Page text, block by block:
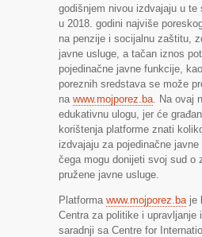
godišnjem nivou izdvajaju u te
u 2018. godini najviše
na penzije i socijalnu zaštitu,
javne usluge, a tačan iznos
pojedinačne javne funkcije,
poreznih sredstava se može
na www.mojporez.ba . Na ovaj
edukativnu ulogu, jer će
korištenja platforme znati
izdvajaju za pojedinačne
čega mogu donijeti svoj sud o
pružene javne usluge.
Platforma www.mojporez.ba je
Centra za politike i upravljanje
saradnji sa Centre for